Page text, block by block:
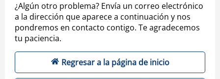
¿Algún otro problema? Envía un correo electrónico
a la dirección que aparece a continuación y nos
pondremos en contacto contigo. Te agradecemos
tu paciencia.
Regresar a la página de inicio